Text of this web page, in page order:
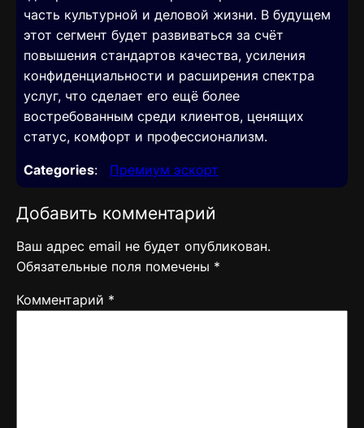
часть культурной и деловой жизни. В будущем
этот сегмент будет развиваться за счёт
повышения стандартов качества, усиления
конфиденциальности и расширения спектра
услуг, что сделает его ещё более
востребованным среди клиентов, ценящих
статус, комфорт и профессионализм.
Categories: Премиум эскорт
Добавить комментарий
Ваш адрес email не будет опубликован.
Обязательные поля помечены *
Комментарий *